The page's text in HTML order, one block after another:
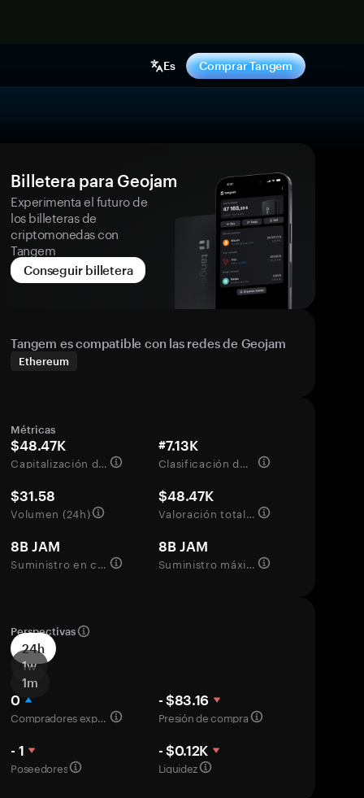
Es Comprar Tangem
Billetera para Geojam
Experimenta el futuro de
los billeteras de
criptomonedas con
Tangem
Conseguir billetera
Tangem es compatible con las redes de Geojam
Ethereum
Métricas
$48.47K
Capitalización de mercado
#7.13K
Clasificación del mercado
$31.58
Volumen (24h)
$48.47K
Valoración totalmente diluida
8B JAM
Suministro en circulación
8B JAM
Suministro máximo
Perspectivas
24h
1w
1m
0
Compradores experimentados
- $83.16
Presión de compra
- 1
Poseedores
- $0.12K
Liquidez